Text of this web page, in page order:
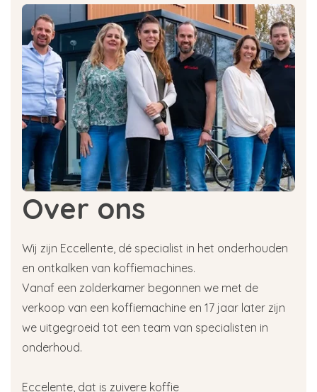
Over ons
Wij zijn Eccellente, dé specialist in het onderhouden
en ontkalken van koffiemachines.
Vanaf een zolderkamer begonnen we met de
verkoop van een koffiemachine en 17 jaar later zijn
we uitgegroeid tot een team van specialisten in
onderhoud.
Eccelente, dat is zuivere koffie